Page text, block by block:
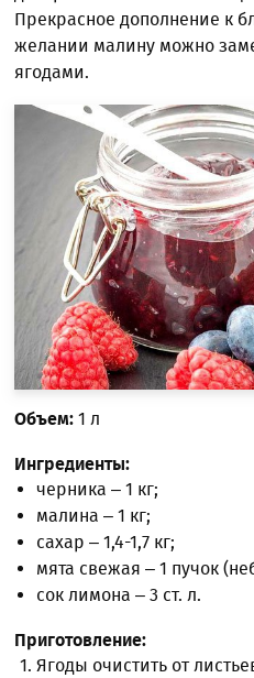
Прекрасное дополнение к
желании малину можно
ягодами.
Объем: 1 л
Ингредиенты:
черника – 1 кг;
малина – 1 кг;
сахар – 1,4-1,7 кг;
мята свежая – 1 пучок
сок лимона – 3 ст. л.
Приготовление:
Ягоды очистить от